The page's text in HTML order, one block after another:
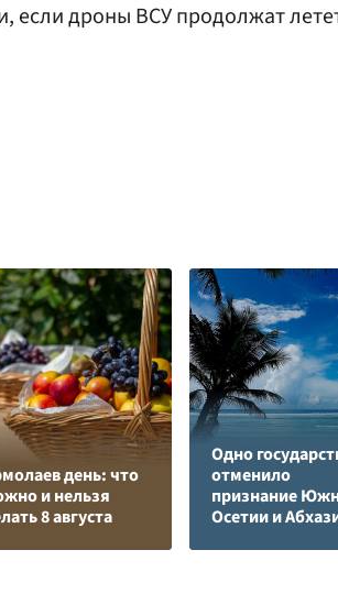
если дроны ВСУ продолжат
день: что
и нельзя
8 августа
Одно
отменило
признание
Осетии и